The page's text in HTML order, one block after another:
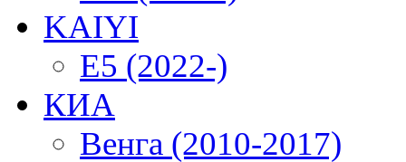
KAIYI
E5 (2022-)
КИА
Венга (2010-2017)